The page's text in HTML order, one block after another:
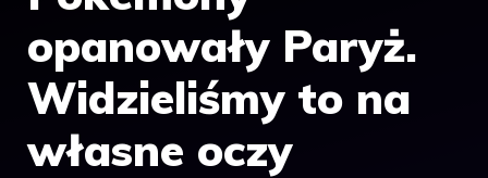
opanowały Paryż.
Widzieliśmy to na
własne oczy